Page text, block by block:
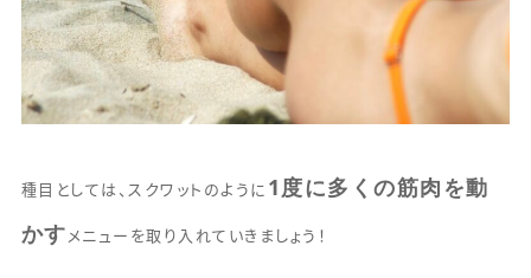
種目としては、スクワットのように 1度に多くの筋肉を動
かす メニューを取り入れていきましょう！